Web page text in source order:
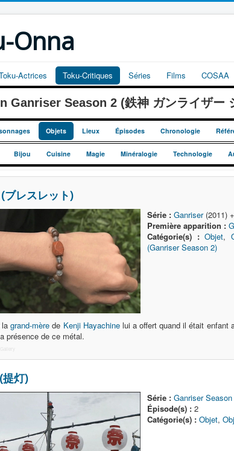
Onna
Actrices Toku-Critiques Séries Films COSAA
Ganriser Season 2 (鉄神 ガンライザ
Objets Lieux Épisodes Chronologie
Bijou Cuisine Magie Minéralogie Technologie
レスレット)
Série : Ganriser(2011)
Première apparition :
Catégorie(s) : Objet,
(Ganriser Season 2)
lagrand-mère de Kenji Hayachinelui a offert quand il était enfant
présence de ce métal.
灯)
Série : Ganriser
Épisode(s) : 2
Catégorie(s) : Objet,